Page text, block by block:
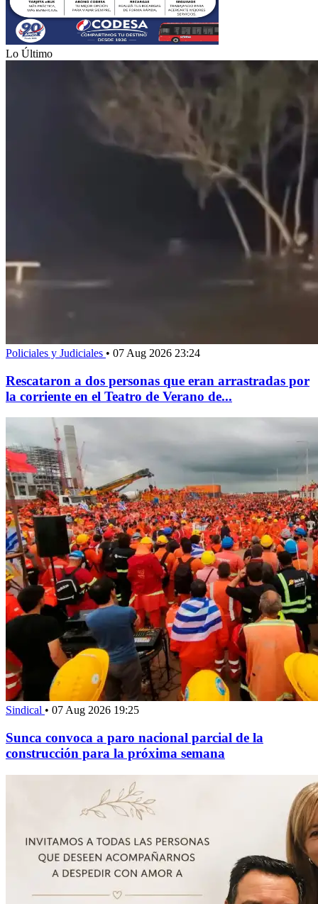
Lo Último
Policiales y Judiciales • 07 Aug 2026 23:24
Rescataron a dos personas que eran arrastradas por
la corriente en el Teatro de Verano de...
Sindical • 07 Aug 2026 19:25
Sunca convoca a paro nacional parcial de la
construcción para la próxima semana